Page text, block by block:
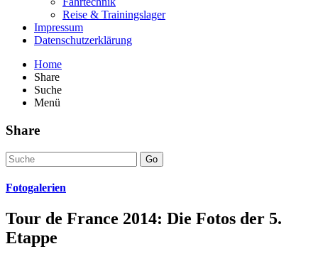
Reise & Trainingslager
Impressum
Datenschutzerklärung
Home
Share
Suche
Menü
Share
Go
Fotogalerien
Tour de France 2014: Die Fotos der 5.
Etappe